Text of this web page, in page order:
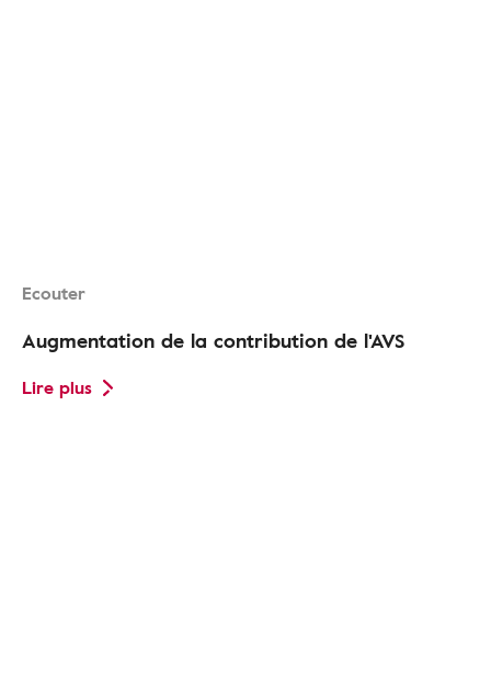
Ecouter
Augmentation de la contribution de l'AVS
Lire plus